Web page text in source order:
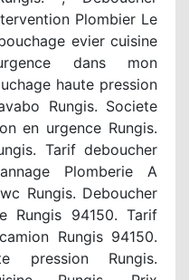
Plombier Le
evier cuisine
dans mon
haute pression
Rungis. Societe
en urgence Rungis.
Tarif deboucher
Plomberie A
Rungis. Deboucher
Rungis 94150. Tarif
Rungis 94150.
pression Rungis.